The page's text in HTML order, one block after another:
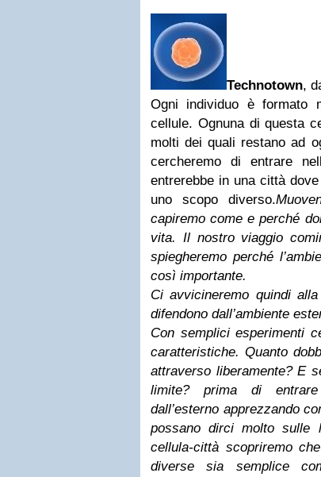
Technotown,
Ogni individuo è formato
cellule. Ognuna di questa
molti dei quali restano ad
cercheremo di entrare
entrerebbe in una città
uno scopo diverso.
capiremo come e perché
vita. Il nostro viaggio
spiegheremo perché
così importante.
Ci avvicineremo quindi
difendono dall’ambiente
Con semplici esperimenti
caratteristiche. Quanto
attraverso liberamente? E
limite? prima di
dall’esterno apprezzando
possano dirci molto sulle
cellula-città scopriremo
diverse sia semplice